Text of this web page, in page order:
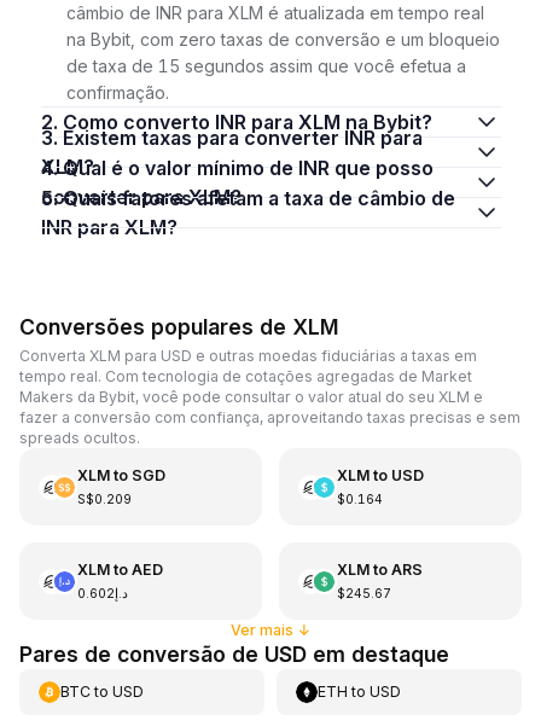
câmbio de INR para XLM é atualizada em tempo real
na Bybit, com zero taxas de conversão e um bloqueio
de taxa de 15 segundos assim que você efetua a
confirmação.
2. Como converto INR para XLM na Bybit?
3. Existem taxas para converter INR para
XLM?
4. Qual é o valor mínimo de INR que posso
converter para XLM?
5. Quais fatores afetam a taxa de câmbio de
INR para XLM?
Conversões populares de XLM
Converta XLM para USD e outras moedas fiduciárias a taxas em
tempo real. Com tecnologia de cotações agregadas de Market
Makers da Bybit, você pode consultar o valor atual do seu XLM e
fazer a conversão com confiança, aproveitando taxas precisas e sem
spreads ocultos.
XLMto SGD
S$0.209
XLMto USD
$0.164
XLMto AED
د.إ0.602
XLMto ARS
$245.67
Ver mais ↓
Pares de conversão de USD em destaque
BTCto USD ETH toUSD